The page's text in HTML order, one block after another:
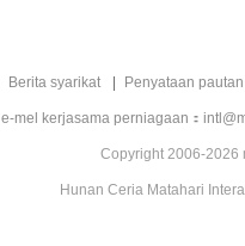
Berita syarikat Penyataan
e-mel kerjasama perniagaan：
Copyright 2006-2026
Hunan Ceria Matahari